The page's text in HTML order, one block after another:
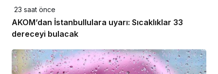
23 saat önce
AKOM’dan İstanbullulara uyarı: Sıcaklıklar 33
dereceyi bulacak